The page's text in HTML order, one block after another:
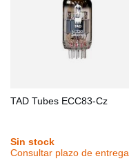
TAD Tubes ECC83-Cz
Sin stock
Consultar plazo de entrega